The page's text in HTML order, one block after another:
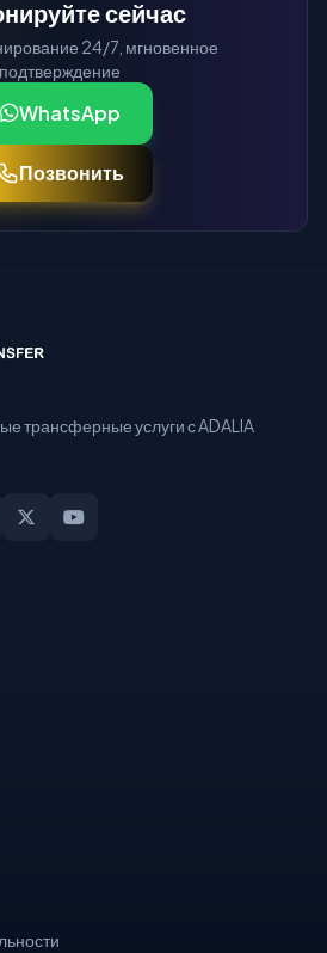
сейчас
24/7, мгновенное
подтверждение
WhatsApp
Позвонить
трансферные услуги с ADALIA